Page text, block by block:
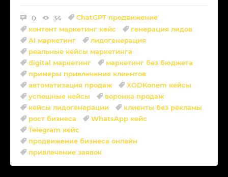
0 34
ChatGPT продвижение
контент маркетинг кейс
генерация лидов
AI маркетинг
лидогенерация
реальные кейсы маркетинга
digital маркетинг
маркетинг без бюджета
примеры привлечения клиентов
автоматизация продаж
XODKonem кейсы
успешные кейсы
воронка продаж
кейсы лидогенерации
клиенты без рекламы
рост бизнеса
WhatsApp кейс
Telegram кейс
продвижение бизнеса онлайн
привлечение заявок